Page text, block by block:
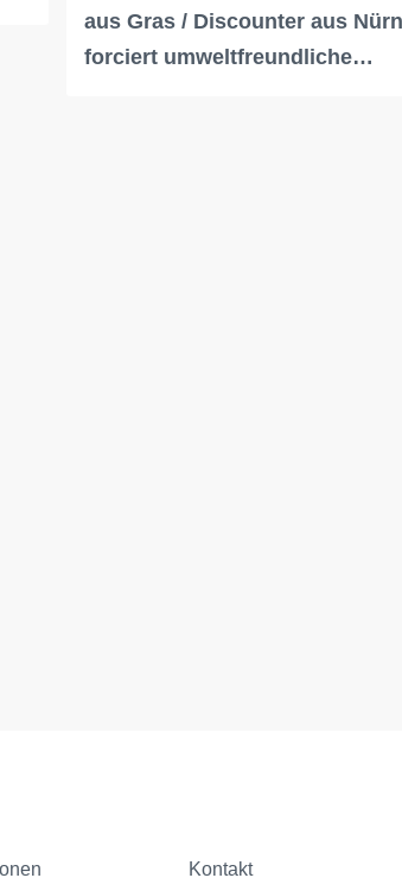
aus Gras / Discounter aus
forciert umweltfreundliche…
Kontakt